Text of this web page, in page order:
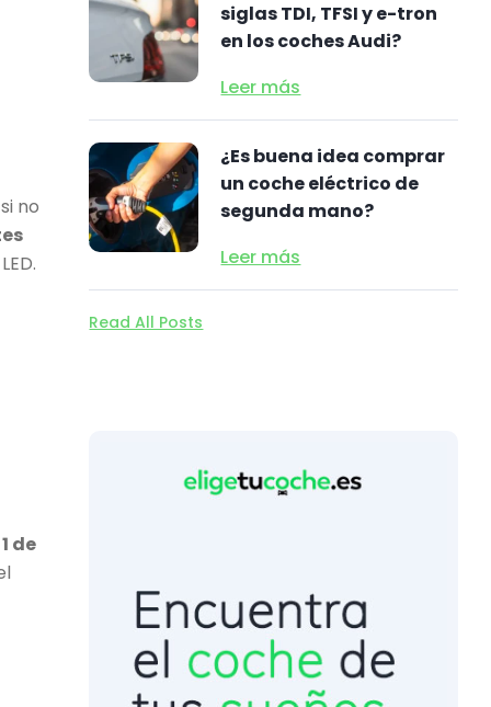
no
de
siglas TDI, TFSI y e-tron
en los coches Audi?
Leer más
¿Es buena idea comprar
un coche eléctrico de
segunda mano?
Leer más
Read All Posts